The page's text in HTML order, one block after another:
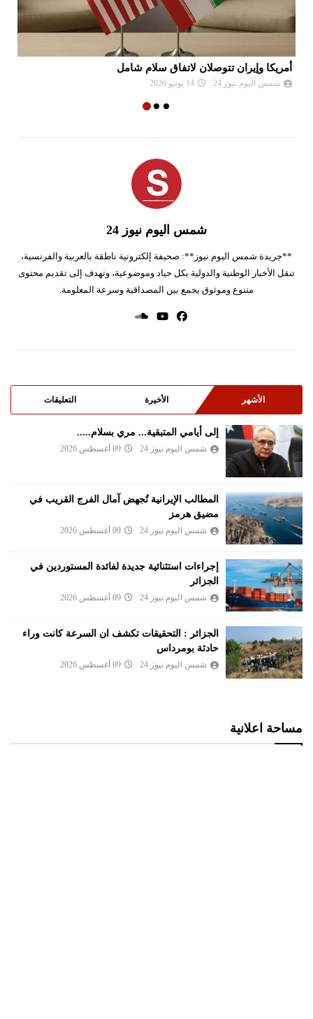
أمريكا وإيران تتوصلان لاتفاق سلام شامل
شمس اليوم نيوز 24 14 يونيو 2026
شمس اليوم نيوز 24
**جريدة شمس اليوم نيوز**: صحيفة إلكترونية ناطقة بالعربية والفرنسية،
تنقل الأخبار الوطنية والدولية بكل حياد وموضوعية، وتهدف إلى تقديم محتوى
متنوع وموثوق يجمع بين المصداقية وسرعة المعلومة.
الأشهر الأخيرة التعليقات
إلى أيامي المتبقية... مري بسلام.....
شمس اليوم نيوز 24 09 أغسطس 2026
المطالب الإيرانية تُجهض آمال الفرج القريب في
مضيق هرمز
شمس اليوم نيوز 24 09 أغسطس 2026
إجراءات استثنائية جديدة لفائدة المستوردين في
الجزائر
شمس اليوم نيوز 24 09 أغسطس 2026
الجزائر : التحقيقات تكشف ان السرعة كانت وراء
حادثة بومرداس
شمس اليوم نيوز 24 09 أغسطس 2026
مساحة اعلانية